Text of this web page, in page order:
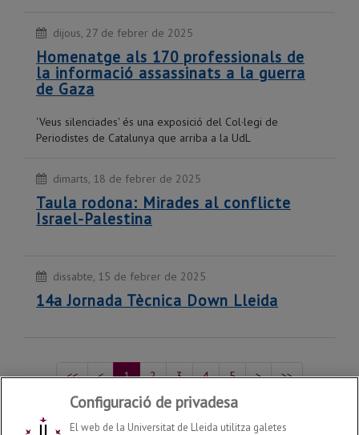
dijous, 27 de febrer de 2025
Homenatge als 170 professionals de
la informació assassinats a la guerra
de Gaza
'Veus silenciades' és una exposició del Col·legi de
Periodistes de Catalunya que arriba a la UdL
dimarts, 18 de febrer de 2025
Taula rodona: Mirades al conflicte
Israel-Palestina
dissabte, 15 de febrer de 2025
14a Jornada Tècnica Down Lleida
<< < 1 2 3 4 5 > >>
Configuració de privadesa
El web de la Universitat de Lleida utilitza galetes